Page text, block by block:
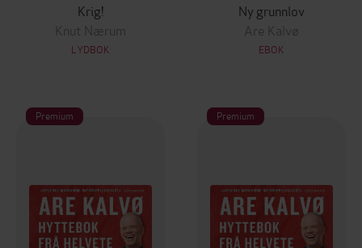
Krig!
Knut Nærum
LYDBOK
Ny grunnlov
Are Kalvø
EBOK
Premium Premium